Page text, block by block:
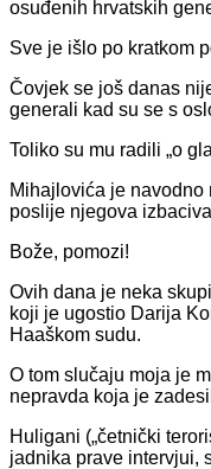
osuđenih hrvatskih
Sve je išlo po kratkom
Čovjek se još danas
generali kad su se s
Toliko su mu radili „o
Mihajlovića je navodno
poslije njegova
Bože, pomozi!
Ovih dana je neka
koji je ugostio Darija
Haaškom sudu.
O tom slučaju moja je
nepravda koja je
Huligani („četnički
jadnika prave intervjui,